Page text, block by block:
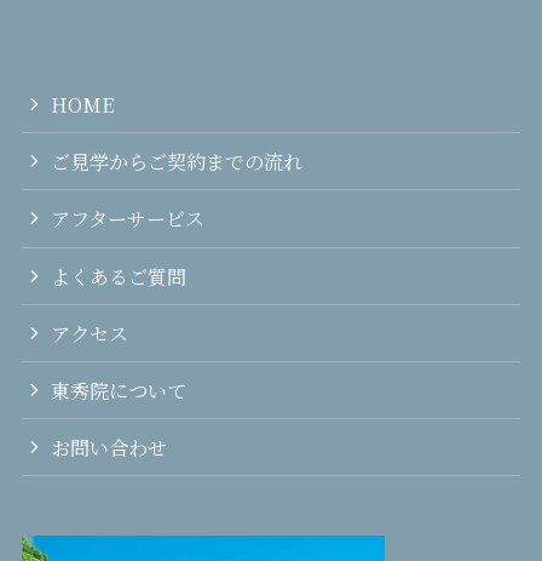
HOME
ご見学からご契約までの流れ
アフターサービス
よくあるご質問
アクセス
東秀院について
お問い合わせ